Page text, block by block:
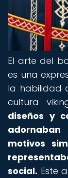
El arte del
es una
la habilidad
cultura
diseños y
motivos
social. Este